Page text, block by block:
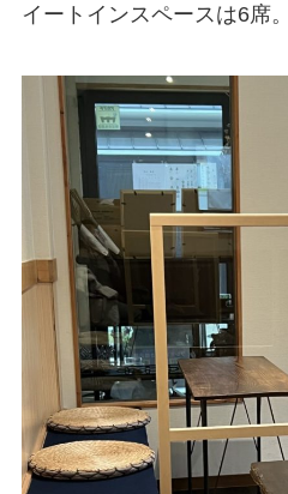
イートインスペースは6席。